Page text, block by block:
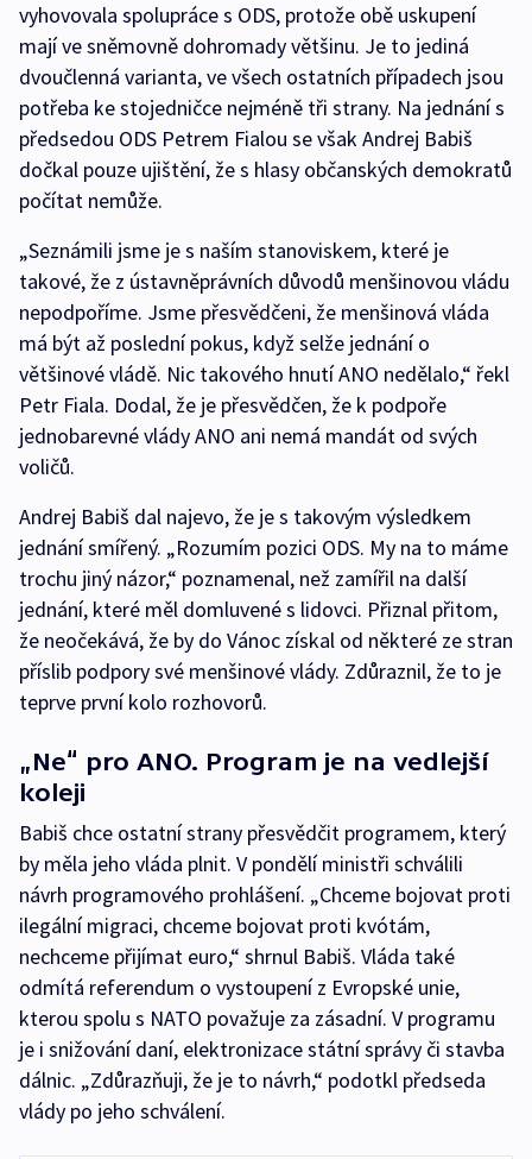
vyhovovala spolupráce s ODS, protože obě uskupení
mají ve sněmovně dohromady většinu. Je to jediná
dvoučlenná varianta, ve všech ostatních případech jsou
potřeba ke stojedničce nejméně tři strany. Na jednání s
předsedou ODS Petrem Fialou se však Andrej Babiš
dočkal pouze ujištění, že s hlasy občanských demokratů
počítat nemůže.
„Seznámili jsme je s naším stanoviskem, které je
takové, že z ústavněprávních důvodů menšinovou vládu
nepodpoříme. Jsme přesvědčeni, že menšinová vláda
má být až poslední pokus, když selže jednání o
většinové vládě. Nic takového hnutí ANO nedělalo,“ řekl
Petr Fiala. Dodal, že je přesvědčen, že k podpoře
jednobarevné vlády ANO ani nemá mandát od svých
voličů.
Andrej Babiš dal najevo, že je s takovým výsledkem
jednání smířený. „Rozumím pozici ODS. My na to máme
trochu jiný názor,“ poznamenal, než zamířil na další
jednání, které měl domluvené s lidovci. Přiznal přitom,
že neočekává, že by do Vánoc získal od některé ze stran
příslib podpory své menšinové vlády. Zdůraznil, že to je
teprve první kolo rozhovorů.
„Ne“ pro ANO. Program je na vedlejší
koleji
Babiš chce ostatní strany přesvědčit programem, který
by měla jeho vláda plnit. V pondělí ministři schválili
návrh programového prohlášení. „Chceme bojovat proti
ilegální migraci, chceme bojovat proti kvótám,
nechceme přijímat euro,“ shrnul Babiš. Vláda také
odmítá referendum o vystoupení z Evropské unie,
kterou spolu s NATO považuje za zásadní. V programu
je i snižování daní, elektronizace státní správy či stavba
dálnic. „Zdůrazňuji, že je to návrh,“ podotkl předseda
vlády po jeho schválení.